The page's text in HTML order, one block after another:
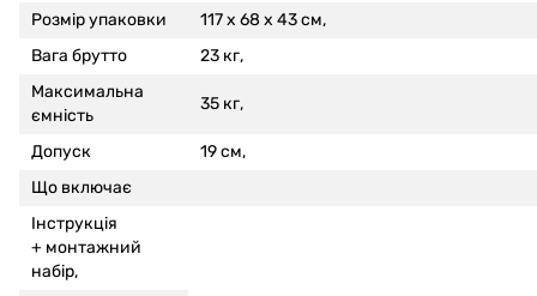
Розмір упаковки
117 x 68 x 43 см,
Вага брутто
23 кг,
Максимальна
ємність
35 кг,
Допуск
19 см,
Що включає
Інструкція
+ монтажний
набір,